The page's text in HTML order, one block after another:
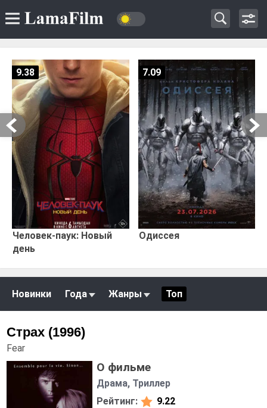
Человек-паук: Новый
день
9.38
Одиссея
7.09
Новинки Года Жанры Топ
Страх (1996)
Fear
О фильме
Драма, Триллер
Рейтинг:
9.22